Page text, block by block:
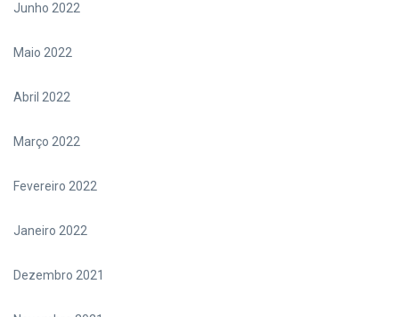
Junho 2022
Maio 2022
Abril 2022
Março 2022
Fevereiro 2022
Janeiro 2022
Dezembro 2021